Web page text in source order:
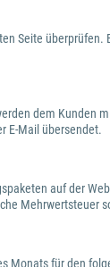
Seite
dem
E-Mail übersendet.
auf der
Mehrwertsteuer
Monats für den